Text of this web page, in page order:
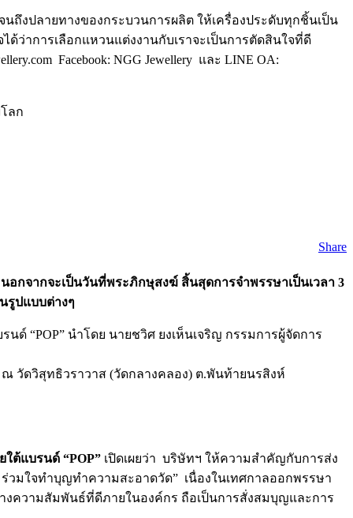
ถึงปลายทางของกระบวนการผลิต ให้เครื่องประดับทุกชิ้นเป็น
าการเลือกแหวนแต่งงานกับเราจะเป็นการตัดสินใจที่ดี
Facebook: NGG Jewellery และ LINE OA:
ลก
Share
ากจะเป็นวันที่พระภิกษุสงฆ์ สิ้นสุดการจำพรรษาเป็นเวลา 3
รูปแบบต่างๆ
“POP” นำโดย นายชวิศ ยงเห็นเจริญ กรรมการผู้จัดการ
วัดวิสุทธิวราวาส (วัดกลางคลอง) ต.พันท้ายนรสิงห์
ใต้แบรนด์ “POP” เปิดเผยว่า บริษัทฯ ให้ความสำคัญกับการส่ง
มใจทำบุญทำความสะอาดวัด” เนื่องในเทศกาลออกพรรษา
ความสัมพันธ์ที่ดีภายในองค์กร ถือเป็นการสั่งสมบุญและการ